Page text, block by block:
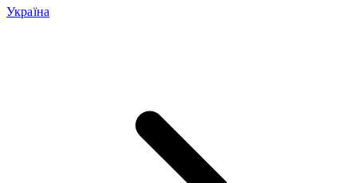
Україна